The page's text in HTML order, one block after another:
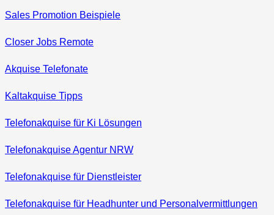
Sales Promotion Beispiele
Closer Jobs Remote
Akquise Telefonate
Kaltakquise Tipps
Telefonakquise für Ki Lösungen
Telefonakquise Agentur NRW
Telefonakquise für Dienstleister
Telefonakquise für Headhunter und Personalvermittlungen